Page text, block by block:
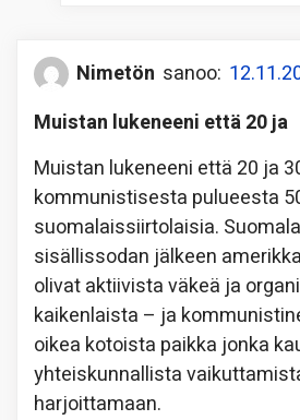
Nimetön sanoo:
Muistan lukeneeni että 20 ja
Muistan lukeneeni että 20 ja
kommunistisesta pulueesta
suomalaissiirtolaisia.
sisällissodan jälkeen
olivat aktiivista väkeä ja
kaikenlaista – ja
oikea kotoista paikka jonka
yhteiskunnallista
harjoittamaan.